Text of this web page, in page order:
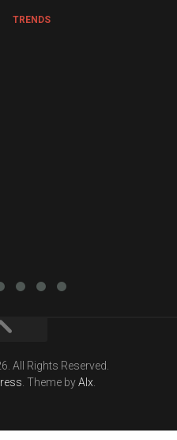
TRENDS
All Rights Reserved.
. Theme byAlx